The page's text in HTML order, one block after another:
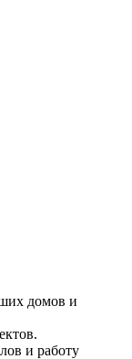
домов и
и работу